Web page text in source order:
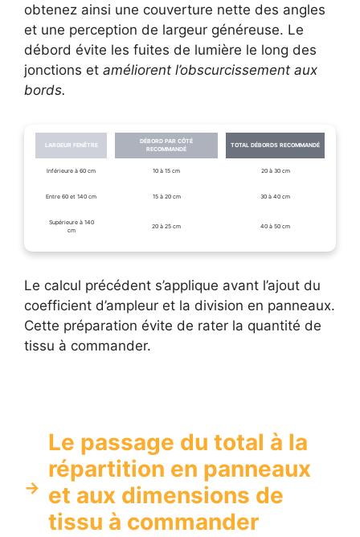
obtenez ainsi une couverture nette des angles
et une perception de largeur généreuse. Le
débord évite les fuites de lumière le long des
jonctions et améliorent l’obscurcissement aux
bords.
LARGEUR FENÊTRE
DÉBORD PAR CÔTÉ
RECOMMANDÉ
TOTAL DÉBORDS RECOMMANDÉ
Inférieure à 60 cm 10 à 15 cm 20 à 30 cm
Entre 60 et 140 cm 15 à 20 cm 30 à 40 cm
Supérieure à 140
cm
20 à 25 cm 40 à 50 cm
Le calcul précédent s’applique avant l’ajout du
coefficient d’ampleur et la division en panneaux.
Cette préparation évite de rater la quantité de
tissu à commander.
Le passage du total à la
répartition en panneaux
et aux dimensions de
tissu à commander